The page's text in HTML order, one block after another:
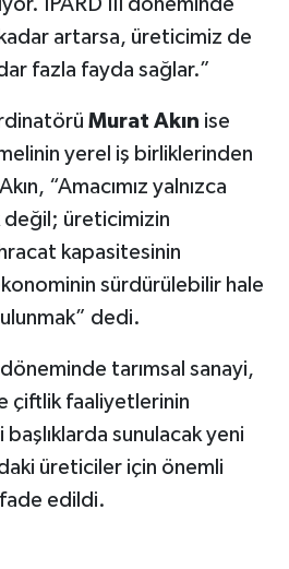
IPARD III döneminde
artarsa, üreticimiz de
fazla fayda sağlar.”
Murat Akın ise
yerel iş birliklerinden
“Amacımız yalnızca
değil; üreticimizin
kapasitesinin
sürdürülebilir hale
dedi.
döneminde tarımsal sanayi,
çiftlik faaliyetlerinin
sunulacak yeni
üreticiler için önemli
edildi.